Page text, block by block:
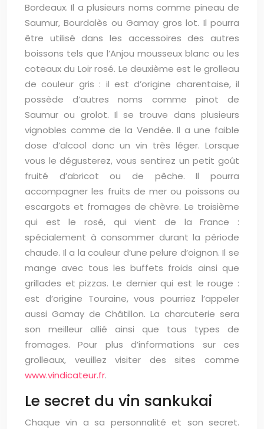
Bordeaux. Il a plusieurs noms comme pineau de
Saumur, Bourdalès ou Gamay gros lot. Il pourra
être utilisé dans les accessoires des autres
boissons tels que l’Anjou mousseux blanc ou les
coteaux du Loir rosé. Le deuxième est le grolleau
de couleur gris : il est d’origine charentaise, il
possède d’autres noms comme pinot de
Saumur ou grolot. Il se trouve dans plusieurs
vignobles comme de la Vendée. Il a une faible
dose d’alcool donc un vin très léger. Lorsque
vous le dégusterez, vous sentirez un petit goût
fruité d’abricot ou de pêche. Il pourra
accompagner les fruits de mer ou poissons ou
escargots et fromages de chèvre. Le troisième
qui est le rosé, qui vient de la France :
spécialement à consommer durant la période
chaude. Il a la couleur d’une pelure d’oignon. Il se
mange avec tous les buffets froids ainsi que
grillades et pizzas. Le dernier qui est le rouge :
est d’origine Touraine, vous pourriez l’appeler
aussi Gamay de Châtillon. La charcuterie sera
son meilleur allié ainsi que tous types de
fromages. Pour plus d’informations sur ces
grolleaux, veuillez visiter des sites comme
www.vindicateur.fr.
Le secret du vin sankukai
Chaque vin a sa personnalité et son secret.